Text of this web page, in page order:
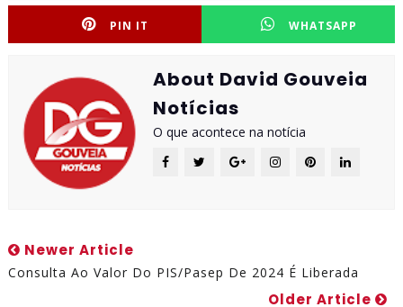
PIN IT WHATSAPP
About David Gouveia
Notícias
O que acontece na notícia
Newer Article
Consulta Ao Valor Do PIS/Pasep De 2024 É Liberada
Older Article